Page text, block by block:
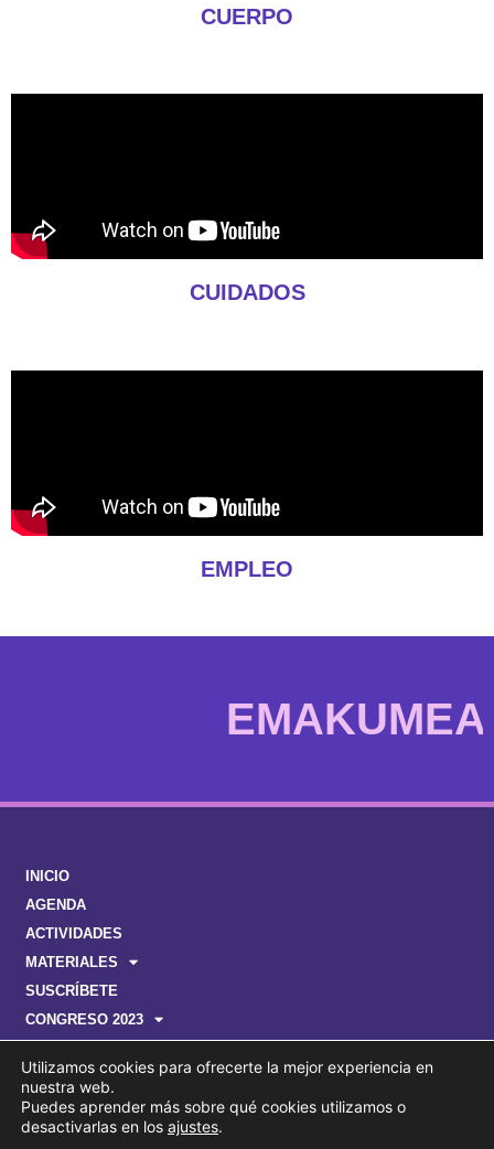
CUERPO
CUIDADOS
EMPLEO
EMAKUMEAK
INICIO
AGENDA
ACTIVIDADES
MATERIALES
SUSCRÍBETE
CONGRESO 2023
Utilizamos cookies para ofrecerte la mejor experiencia en
nuestra web.
Puedes aprender más sobre qué cookies utilizamos o
desactivarlas en los ajustes.